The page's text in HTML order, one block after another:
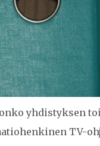
yhdistyksen
TV-